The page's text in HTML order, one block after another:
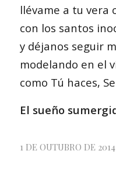
llévame a tu vera
con los santos
y déjanos seguir
modelando en el
como Tú haces,
El sueño
1 DE OUTUBRO DE 2014